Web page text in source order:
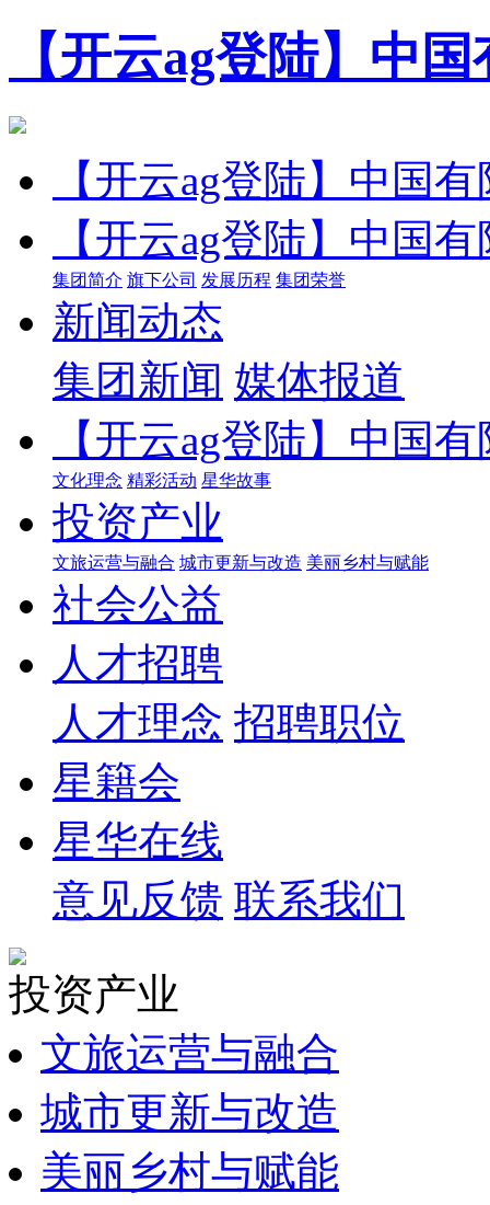
【开云ag登陆】中
【开云ag登陆】中国
【开云ag登陆】中国
集团简介 旗下公司 发展历程 集团荣誉
新闻动态
集团新闻 媒体报道
【开云ag登陆】中国
文化理念 精彩活动 星华故事
投资产业
文旅运营与融合 城市更新与改造 美丽乡村与赋能
社会公益
人才招聘
人才理念 招聘职位
星籍会
星华在线
意见反馈 联系我们
投资产业
文旅运营与融合
城市更新与改造
美丽乡村与赋能